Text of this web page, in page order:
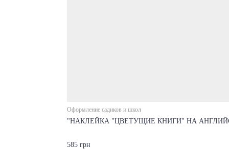
Оформление садиков и школ
"НАКЛЕЙКА "ЦВЕТУЩИЕ КНИГИ" НА
585 грн